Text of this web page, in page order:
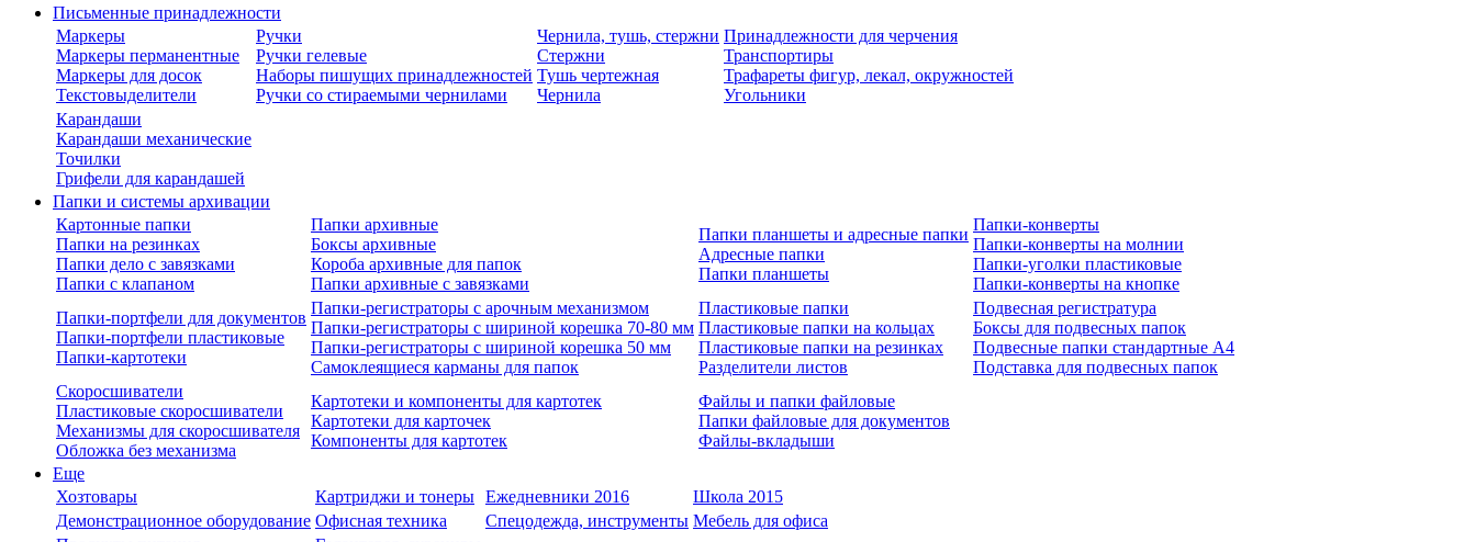
Письменные принадлежности
Маркеры
Маркеры перманентные
Маркеры для досок
Текстовыделители
Ручки
Ручки гелевые
Наборы пишущих принадлежностей
Ручки со стираемыми чернилами
Чернила, тушь, стержни
Стержни
Тушь чертежная
Чернила
Принадлежности для черчения
Транспортиры
Трафареты фигур, лекал, окружностей
Угольники
Карандаши
Карандаши механические
Точилки
Грифели для карандашей
Папки и системы архивации
Картонные папки
Папки на резинках
Папки дело с завязками
Папки с клапаном
Папки архивные
Боксы архивные
Короба архивные для папок
Папки архивные с завязками
Папки планшеты и адресные папки
Адресные папки
Папки планшеты
Папки-конверты
Папки-конверты на молнии
Папки-уголки пластиковые
Папки-конверты на кнопке
Папки-портфели для документов
Папки-портфели пластиковые
Папки-картотеки
Папки-регистраторы с арочным механизмом
Папки-регистраторы с шириной корешка 70-80 мм
Папки-регистраторы с шириной корешка 50 мм
Самоклеящиеся карманы для папок
Пластиковые папки
Пластиковые папки на кольцах
Пластиковые папки на резинках
Разделители листов
Подвесная регистратура
Боксы для подвесных папок
Подвесные папки стандартные А4
Подставка для подвесных папок
Скоросшиватели
Пластиковые скоросшиватели
Механизмы для скоросшивателя
Обложка без механизма
Картотеки и компоненты для картотек
Картотеки для карточек
Компоненты для картотек
Файлы и папки файловые
Папки файловые для документов
Файлы-вкладыши
Еще
Хозтовары
Картриджи и тонеры Ежедневники 2016
Школа 2015
Демонстрационное оборудование Офисная техника Спецодежда, инструменты Мебель для офиса